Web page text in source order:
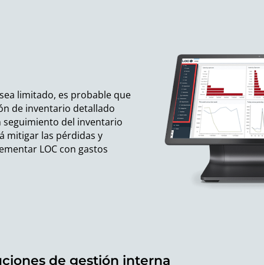
limitado, es probable que
de inventario detallado
seguimiento del inventario
mitigar las pérdidas y
LOC con gastos
de gestión interna